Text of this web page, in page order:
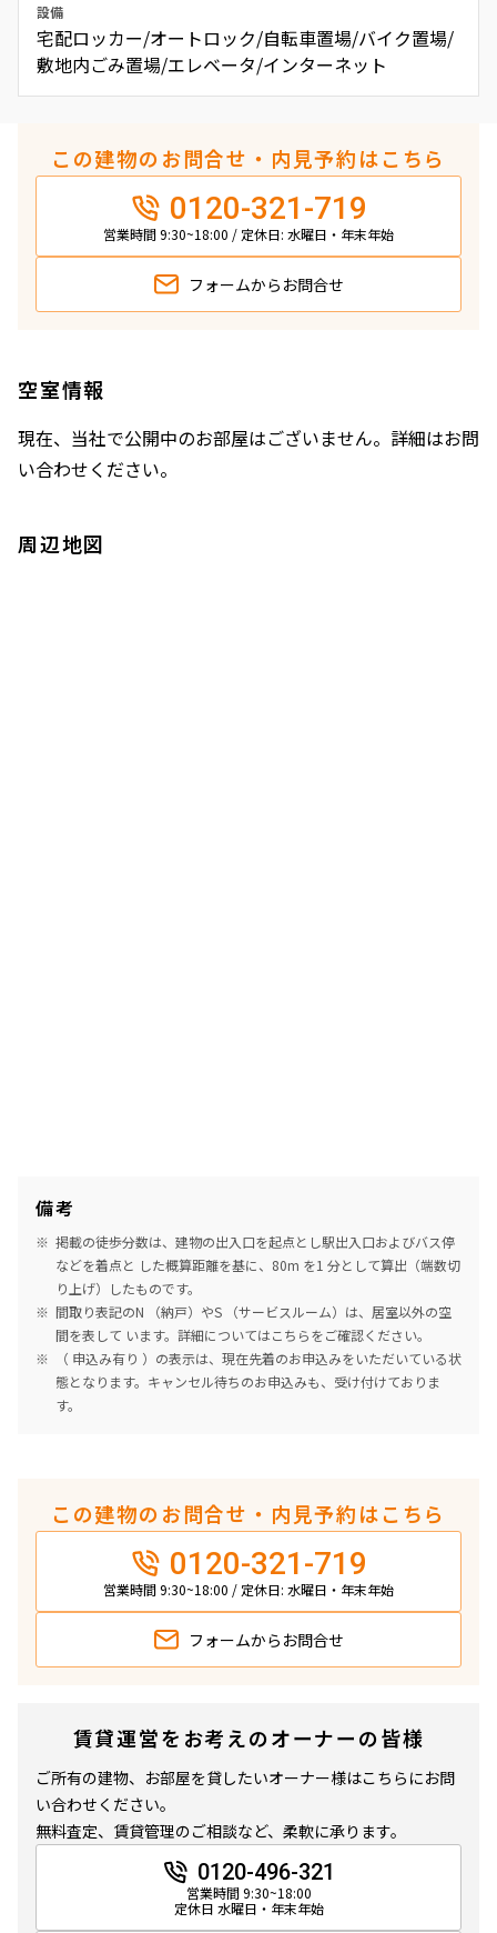
設備
宅配ロッカー/オートロック/自転車置場/バイク置場/
敷地内ごみ置場/エレベータ/インターネット
この建物のお問合せ・内見予約はこちら
0120-321-719
営業時間 9:30~18:00 / 定休日: 水曜日・年末年始
フォームから お問合せ
空室情報
現在、当社で公開中のお部屋はございません。詳細はお問
い合わせください。
周辺地図
備考
掲載の徒歩分数は、建物の出入口を起点とし駅出入口およびバス停
などを着点と した概算距離を基に、80m を1 分として算出（端数切
り上げ）したものです。
間取り表記のN （納戸）やS （サービスルーム）は、居室以外の空
間を表して います。詳細についてはこちらをご確認ください。
（ 申込み有り ）の表示は、現在先着のお申込みをいただいている状
態となります。キャンセル待ちのお申込みも、受け付けておりま
す。
この建物のお問合せ・内見予約はこちら
0120-321-719
営業時間 9:30~18:00 / 定休日: 水曜日・年末年始
フォームから お問合せ
賃貸運営をお考えのオーナーの皆様
ご所有の建物、お部屋を貸したいオーナー様はこちらにお問
い合わせください。
無料査定、賃貸管理のご相談など、柔軟に承ります。
0120-496-321
営業時間 9:30~18:00
定休日 水曜日・年末年始